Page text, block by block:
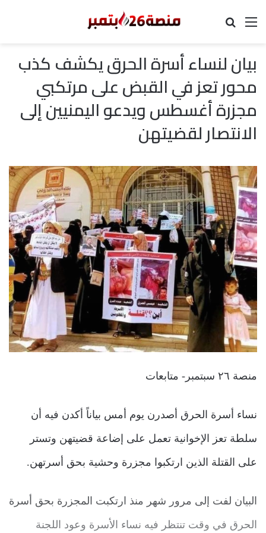
القائمة
بيان لنساء أسرة الحرق يكشف كذب
محور تعز في القبض على مرتكبي
مجزرة أغسطس ويدعو اليمنيين إلى
الانتصار لقضيتهن
منصة ٢٦ سبتمبر- متابعات
نساء أسرة الحرق أصدرن يوم أمس بياناً أكدن فيه أن
سلطة تعز الإخوانية تعمل على إضاعة قضيتهن وتستر
على القتلة الذين ارتكبوا مجزرة وحشية بحق أسرتهن.
البيان لفت إلى مرور شهر منذ ارتكبت المجزرة بحق أسرة
الحرق في وقت تنتظر فيه نساء الأسرة وعود اللجنة